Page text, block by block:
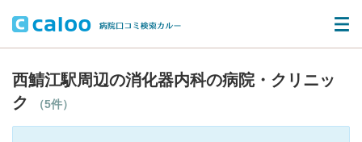
西鯖江駅周辺の消化器内科の病院・クリニッ
ク
（5件）